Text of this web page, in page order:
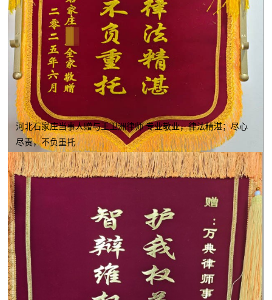
河北石家庄当事人赠与王卫洲律师 专业敬业，律法精湛；尽心
尽责，不负重托